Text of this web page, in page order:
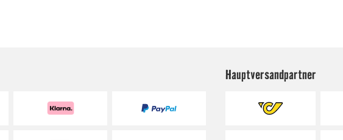
Hauptversandpartner